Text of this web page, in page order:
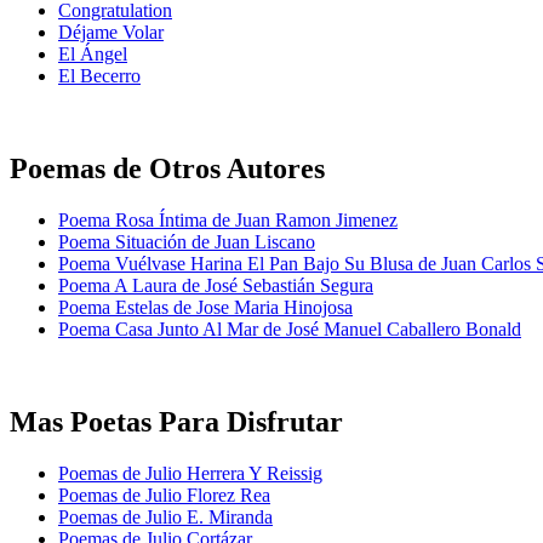
Congratulation
Déjame Volar
El Ángel
El Becerro
Poemas de Otros Autores
Poema Rosa Íntima de Juan Ramon Jimenez
Poema Situación de Juan Liscano
Poema Vuélvase Harina El Pan Bajo Su Blusa de Juan Carlos
Poema A Laura de José Sebastián Segura
Poema Estelas de Jose Maria Hinojosa
Poema Casa Junto Al Mar de José Manuel Caballero Bonald
Mas Poetas Para Disfrutar
Poemas de Julio Herrera Y Reissig
Poemas de Julio Florez Rea
Poemas de Julio E. Miranda
Poemas de Julio Cortázar